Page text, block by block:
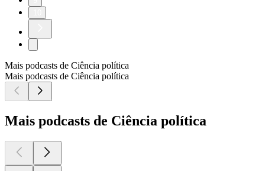
Mais podcasts de Ciência política
Mais podcasts de Ciência política
Mais podcasts de Ciência política